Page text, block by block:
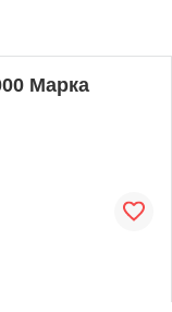
Марка